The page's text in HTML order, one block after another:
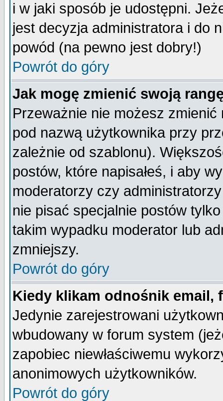
i w jaki sposób je udostępni.
jest decyzja administratora i do
powód (na pewno jest dobry!)
Powrót do góry
Jak mogę zmienić swoją
Przeważnie nie możesz
pod nazwą użytkownika przy
zależnie od szablonu).
postów, które napisałeś, i aby
moderatorzy czy
nie pisać specjalnie postów
takim wypadku moderator lub
zmniejszy.
Powrót do góry
Kiedy klikam odnośnik email,
Jedynie zarejestrowani
wbudowany w forum system
zapobiec niewłaściwemu
anonimowych użytkowników.
Powrót do góry